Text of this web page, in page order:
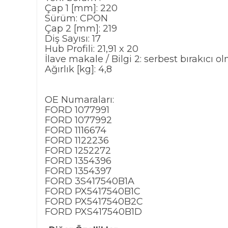
Çap 1 [mm]: 220
Sürüm: CPON
Çap 2 [mm]: 219
Diş Sayısı: 17
Hub Profili: 21,91 x 20
İlave makale / Bilgi 2: serbest bırakıcı
Ağırlık [kg]: 4,8
OE Numaraları:
FORD 1077991
FORD 1077992
FORD 1116674
FORD 1122236
FORD 1252272
FORD 1354396
FORD 1354397
FORD 3S417540B1A
FORD PX5417540B1C
FORD PX5417540B2C
FORD PXS417540B1D